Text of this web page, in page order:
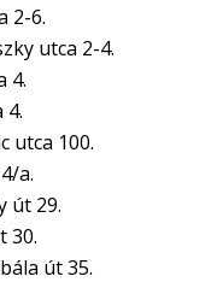
2-6.
utca 2-4.
4.
4.
utca 100.
a.
út 29.
30.
út 35.